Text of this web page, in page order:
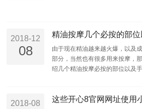
2018-12
08
精油按摩几个必按的部
由于现在精油越来越火爆，以及
部分，当然也有很多用来按摩，
绍几个精油按摩必按的部位以及手
2018-08 这些开心8官网网址使用